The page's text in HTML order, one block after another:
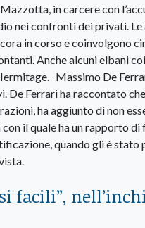
in carcere con
nei confronti dei privati.
in corso e coinvolgono
Anche alcuni elbani
Massimo De
De Ferrari ha raccontato
ha aggiunto di non
il quale ha un rapporto
quando gli è
facili”,